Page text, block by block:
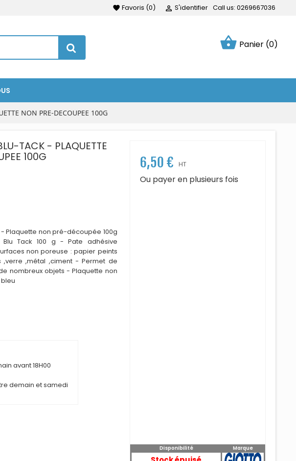
favorite Favoris (0)  S'identifier Call us: 0269667036
shopping_basket Panier (0)
NON PRE-DECOUPEE 100G
TACK - PLAQUETTE
100G
Plaquette non pré-découpée 100g
Blu Tack 100 g - Pate adhésive
non poreuse : papier peints
,verre ,métal ,ciment - Permet de
nombreux objets - Plaquette non
avant 18H00
demain et samedi
6,50 € HT
Ou payer en plusieurs fois
Disponibilité Marque